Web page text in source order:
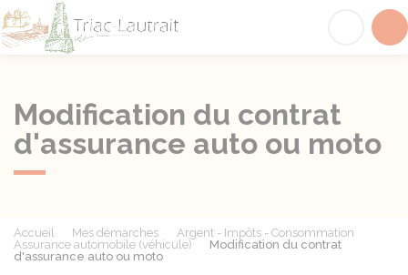
Modification du contrat
d'assurance auto ou moto
Accueil Mes démarches
Argent - Impôts - Consommation
Assurance automobile (véhicule)
Modification du contrat
d'assurance auto ou moto